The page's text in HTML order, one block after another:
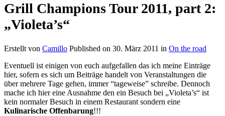
Grill Champions Tour 2011, part 2:
„Violeta’s“
Erstellt von Camillo Published on 30. März 2011 in On the road
Eventuell ist einigen von euch aufgefallen das ich meine Einträge
hier, sofern es sich um Beiträge handelt von Veranstaltungen die
über mehrere Tage gehen, immer “tageweise” schreibe. Dennoch
mache ich hier eine Ausnahme den ein Besuch bei „Violeta’s“ ist
kein normaler Besuch in einem Restaurant sondern eine
Kulinarische Offenbarung!!!